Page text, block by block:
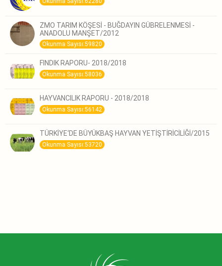
ZMO TARIM KÖŞESİ - BUĞDAYIN GÜBRELENMESİ -
ANADOLU MANŞET/2012
Okunma Sayısı:59820
FINDIK RAPORU- 2018/2018
Okunma Sayısı:58036
HAYVANCILIK RAPORU - 2018/2018
Okunma Sayısı:56142
TÜRKİYE‘DE BÜYÜKBAŞ HAYVAN YETİŞTİRİCİLİĞİ/2015
Okunma Sayısı:53720